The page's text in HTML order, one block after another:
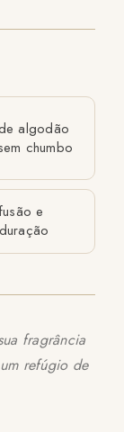
algodão
chumbo
e
fragrância
refúgio de